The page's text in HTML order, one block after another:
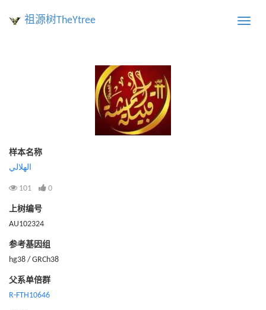
Toggle
祖源树TheYtree
样本名称
الهلالي
101 0
上树编号
AU102324
参考基因组
hg38 / GRCh38
父系单倍群
R-FTH10646